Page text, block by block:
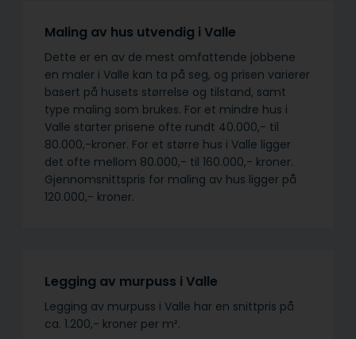
Maling av hus utvendig i Valle
Dette er en av de mest omfattende jobbene
en maler i Valle kan ta på seg, og prisen varierer
basert på husets størrelse og tilstand, samt
type maling som brukes. For et mindre hus i
Valle starter prisene ofte rundt 40.000,- til
80.000,-kroner. For et større hus i Valle ligger
det ofte mellom 80.000,- til 160.000,- kroner.
Gjennomsnittspris for maling av hus ligger på
120.000,- kroner.
Legging av murpuss i Valle
Legging av murpuss i Valle har en snittpris på
ca. 1.200,- kroner per m².